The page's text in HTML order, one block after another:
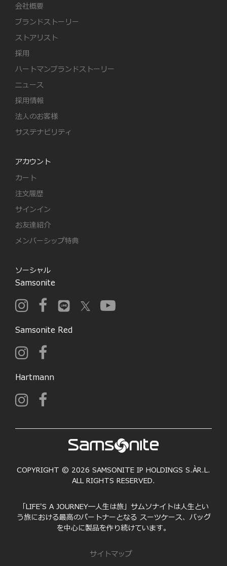
会社概要
ブランドストーリー
ストアリスト
採用
ハートマンブランドストーリー
ニュース
採用情報
法人のお客様
サステナビリティ
アカウント
カート
注文履歴
サインイン
お友達紹介
メンバーシップ特典
ソーシャル
Samsonite
Samsonite Red
Hartmann
COPYRIGHT © 2026 SAMSONITE IP HOLDINGS S.ÀR.L.
ALL RIGHTS RESERVED.
「LIFE'S A JOURNEY―人生は旅」サムソナイトは人生とい
う旅における最高のパートナーとなる スーツケース、バッグ
を中心に製品を作り続けています。
サイトマップ